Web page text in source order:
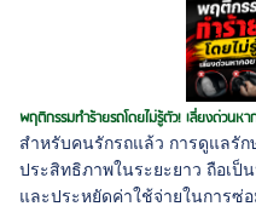
พฤติกรรมทำร้ายรถโดยไม่รู้ตัว! เลี่ยงด่วนห
สำหรับคนรักรถแล้ว การดูแลรัก
ประสิทธิภาพในระยะยาว ถือเป็
และประหยัดค่าใช้จ่ายในการซ่